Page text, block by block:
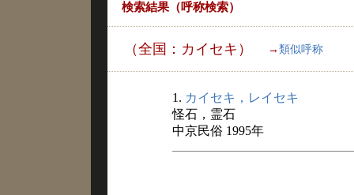
検索結果（呼称検索）
（全国：カイセキ） → 類似呼称
1. カイセキ，レイセキ
怪石，霊石
中京民俗 1995年